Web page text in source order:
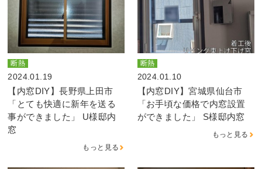
断熱
2024.01.19
【内窓DIY】長野県上田市
「とても快適に新年を送る
事ができました」 U様邸内
窓
もっと見る
断熱
2024.01.10
【内窓DIY】宮城県仙台市
「お手頃な価格で内窓設置
ができました」 S様邸内窓
もっと見る